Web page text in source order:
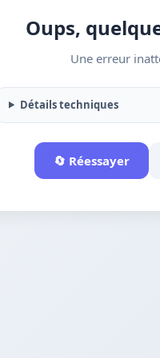
Oups,
Une erreur
Détails techniques
🔄 Réessayer